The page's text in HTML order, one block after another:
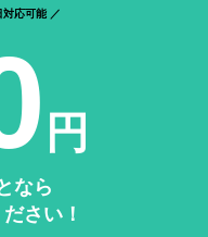
対応可能 ／
円
なら
さい！